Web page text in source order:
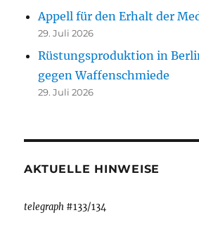
Appell für den Erhalt der
29. Juli 2026
Rüstungsproduktion in
gegen Waffenschmiede
29. Juli 2026
AKTUELLE HINWEISE
telegraph #133/134